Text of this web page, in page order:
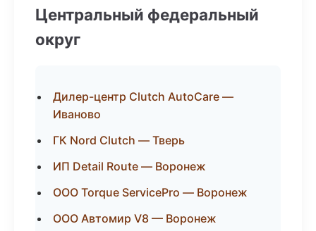
Центральный федеральный
округ
Дилер-центр Clutch AutoCare —
Иваново
ГК Nord Clutch — Тверь
ИП Detail Route — Воронеж
ООО Torque ServicePro — Воронеж
ООО Автомир V8 — Воронеж